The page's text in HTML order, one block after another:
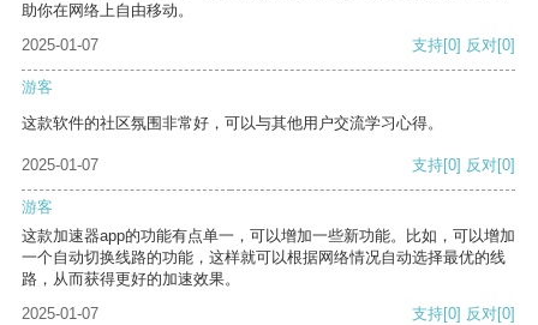
助你在网络上自由移动。
2025-01-07
支持[0] 反对[0]
游客
这款软件的社区氛围非常好，可以与其他用户交流学习心得。
2025-01-07 支持[0] 反对[0]
游客
这款加速器app的功能有点单一，可以增加一些新功能。比如，可以增加
一个自动切换线路的功能，这样就可以根据网络情况自动选择最优的线
路，从而获得更好的加速效果。
2025-01-07
支持[0] 反对[0]